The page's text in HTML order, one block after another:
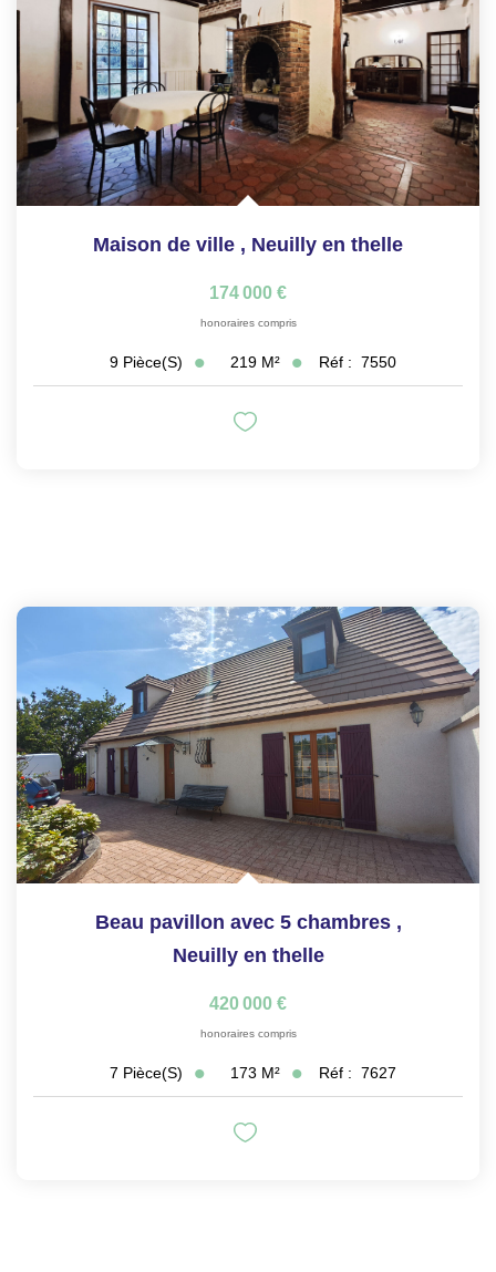
Maison de ville , Neuilly en thelle
174 000 €
honoraires compris
9 Pièce(s) 219 M² Réf : 7550
Beau pavillon avec 5 chambres ,
Neuilly en thelle
420 000 €
honoraires compris
7 Pièce(s) 173 M² Réf : 7627